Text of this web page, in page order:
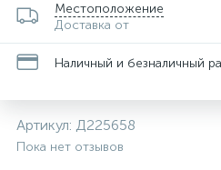
Местоположение
Доставка от
Наличный и безналичный
Артикул: Д225658
Пока нет отзывов